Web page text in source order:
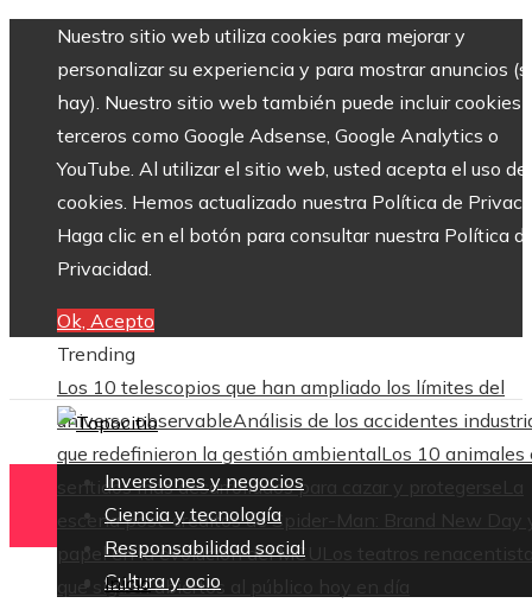
Nuestro sitio web utiliza cookies para mejorar y
personalizar su experiencia y para mostrar anuncios
hay). Nuestro sitio web también puede incluir cookies
terceros como Google Adsense, Google Analytics o
YouTube. Al utilizar el sitio web, usted acepta el uso de
cookies. Hemos actualizado nuestra Política de
Haga clic en el botón para consultar nuestra Política
Privacidad.
Ok, Acepto
Trending
Los 10 telescopios que han ampliado los límites del
universo observableAnálisis de los accidentes
que redefinieron la gestión ambientalLos 10 animales
sentidos más desarrollados para cazar y protegerse La
escena post-créditos de Spider-Man: Brand New Day
papel en la evolución del MCU
Los teatros
que siguen abiertos al público hoy en día
Inversiones y negocios
Ciencia y tecnología
Responsabilidad social
Cultura y ocio
Inicio